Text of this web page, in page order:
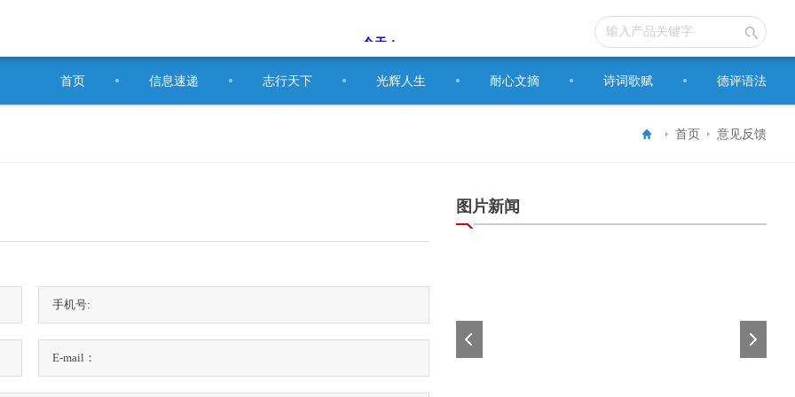
首页 信息速递 志行天下 光辉人生 耐心文摘 诗词歌赋 德评语法
首页 意见反馈
图片新闻